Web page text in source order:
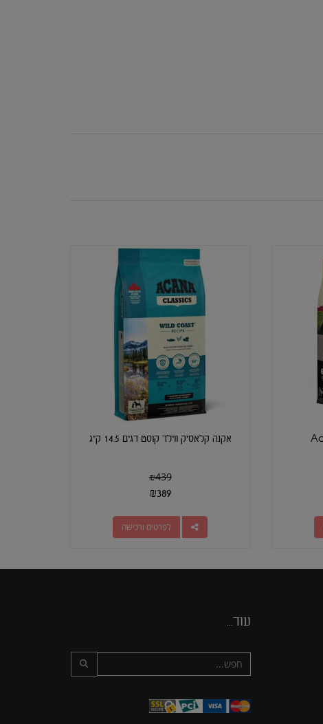
אקנה קלאסיק ווילד קוסט דגים 14.5 ק"ג
₪439
₪389
לפרטים ורכישה
עוד...